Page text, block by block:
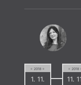
= 2018 =
1. 11.
= 2018
11.